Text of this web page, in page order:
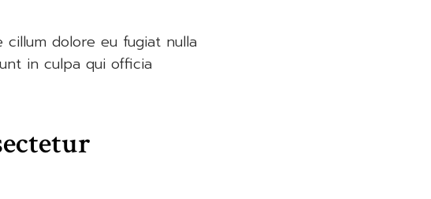
dolore eu fugiat nulla
in culpa qui officia